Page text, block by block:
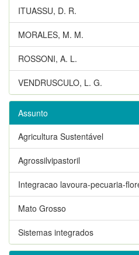
ITUASSU, D. R.
MORALES, M. M.
ROSSONI, A. L.
VENDRUSCULO, L. G.
Assunto
Agricultura Sustentável
Agrossilvipastoril
Integracao lavoura-pecuaria-
Mato Grosso
Sistemas integrados